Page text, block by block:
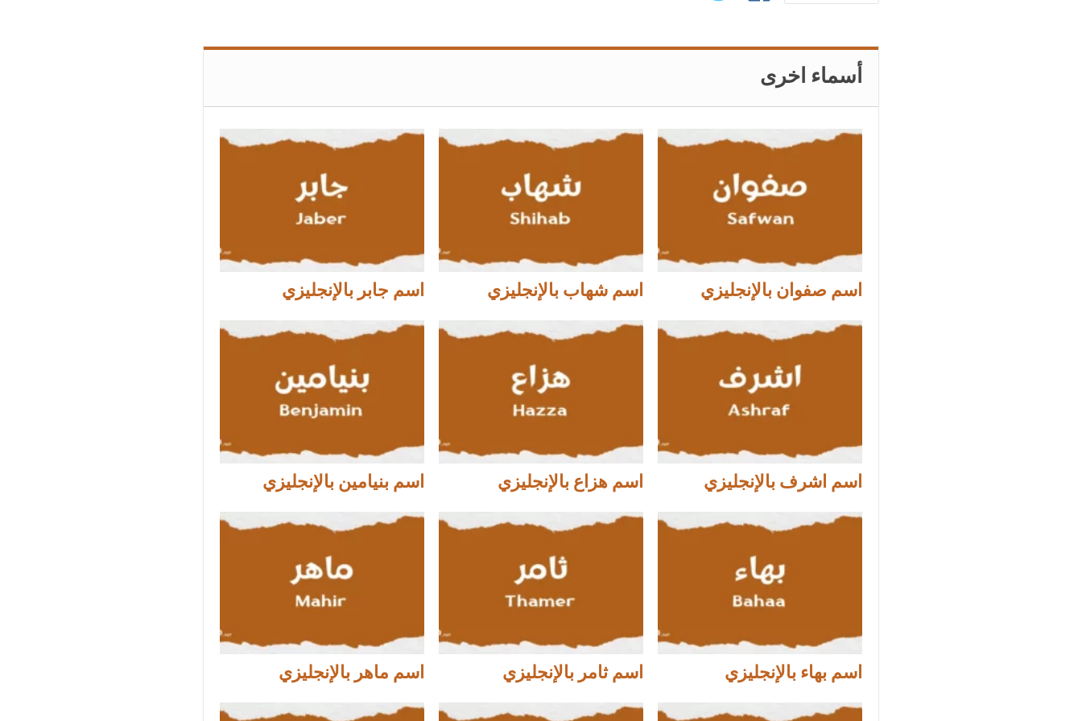
أسماء اخرى
اسم صفوان بالإنجليزي اسم شهاب بالإنجليزي اسم جابر بالإنجليزي
اسم اشرف بالإنجليزي اسم هزاع بالإنجليزي اسم بنيامين بالإنجليزي
اسم بهاء بالإنجليزي اسم ثامر بالإنجليزي اسم ماهر بالإنجليزي